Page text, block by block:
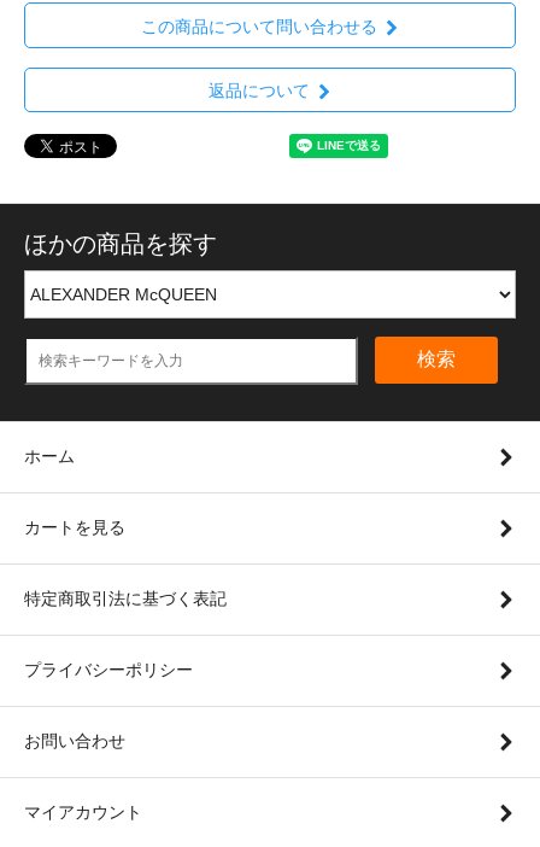
この商品について問い合わせる
返品について
ほかの商品を探す
検索
ホーム
カートを見る
特定商取引法に基づく表記
プライバシーポリシー
お問い合わせ
マイアカウント